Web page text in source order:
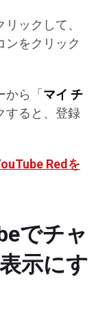
ックして、
ンをクリック
から「 マイ チ
すると、登録
Redを
でチャ
示にす